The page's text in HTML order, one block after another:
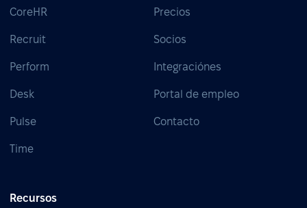
CoreHR
Recruit
Perform
Desk
Pulse
Time
Precios
Socios
Integraciónes
Portal de empleo
Contacto
Recursos